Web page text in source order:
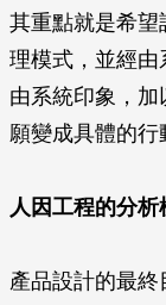
其重點就是希
理模式，並經由
由系統印象，
願變成具體的行
人因工程的分析
產品設計的最終